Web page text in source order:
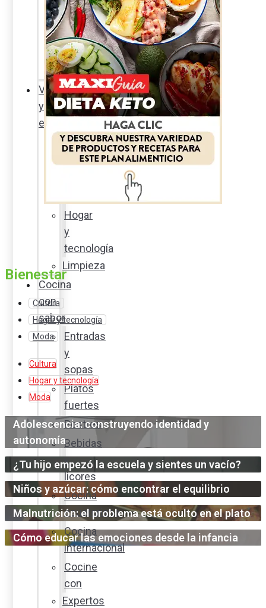
Sexualidad
responsable
En
la
percha
Vida
y
estilo
Productos
nuevos
Hogar
y
tecnología
Limpieza
Cocina
con
sabor
Entradas
y
sopas
Platos
fuertes
Postres
Bebidas
y
licores
Cocina
ecuatoriana
Cocina
internacional
Cocine
con
Expertos
Bienestar
Cultura
Hogar y tecnología
Moda
Cultura
Hogar y tecnología
Moda
Adolescencia: construyendo identidad y
autonomía
¿Tu hijo empezó la escuela y sientes un vacío?
Niños y azúcar: cómo encontrar el equilibrio
Malnutrición: el problema está oculto en el plato
Cómo educar las emociones desde la infancia